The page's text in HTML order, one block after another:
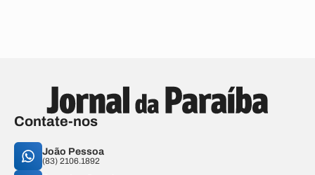
Contate-nos
João Pessoa
(83) 2106.1892